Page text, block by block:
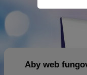
Aby web